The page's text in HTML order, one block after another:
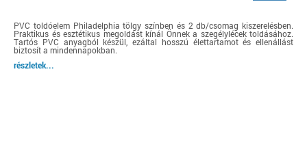
PVC toldóelem Philadelphia tölgy színben és 2 db/csomag kiszerelésben.
Praktikus és esztétikus megoldást kínál Önnek a szegélylécek toldásához.
Tartós PVC anyagból készül, ezáltal hosszú élettartamot és ellenállást
biztosít a mindennapokban.
részletek...